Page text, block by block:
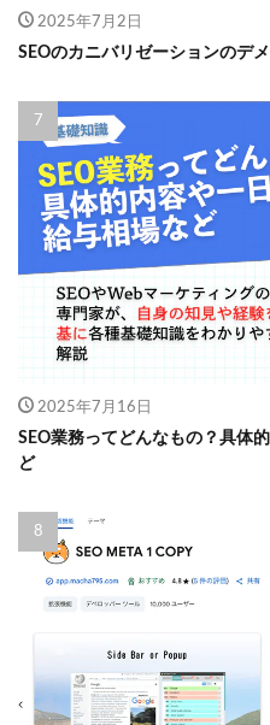
2025年7月2日
SEOのカニバリゼーションのデ
2025年7月16日
SEO業務ってどんなもの？具体
ど